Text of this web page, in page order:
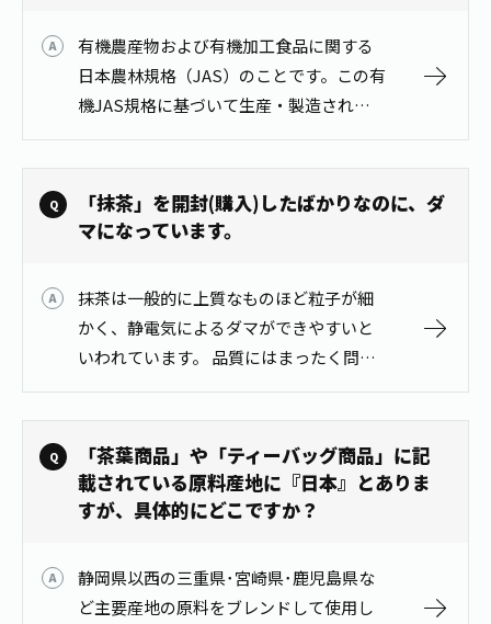
Crazy Jasmine
有機農産物および有機加工食品に関する
日本農林規格（JAS）のことです。この有
機JAS規格に基づいて生産・製造された
有機食品には有機JASマークを表示する
ことができます。 ※有機JAS規格の要件
を認定機関が検査し、認定して…
「抹茶」を開封(購入)したばかりなのに、ダ
マになっています。
抹茶は一般的に上質なものほど粒子が細
かく、静電気によるダマができやすいと
いわれています。 品質にはまったく問題
がございませんがダマになったまま、抹
茶を点てますと泡立ちや滑らかさが損な
われます。お使いになる前に一度｢茶こ
し…
「茶葉商品」や「ティーバッグ商品」に記
載されている原料産地に『日本』とありま
すが、具体的にどこですか？
静岡県以西の三重県･宮崎県･鹿児島県な
ど主要産地の原料をブレンドして使用し